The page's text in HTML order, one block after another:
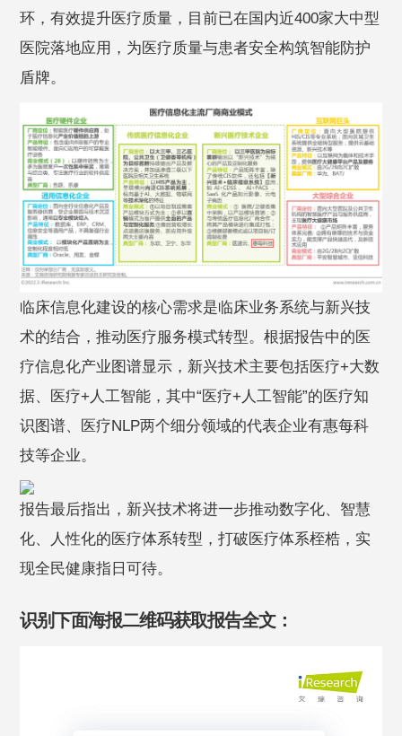
环，有效提升医疗质量，目前已在国内近400家大中型
医院落地应用，为医疗质量与患者安全构筑智能防护
盾牌。
临床信息化建设的核心需求是临床业务系统与新兴技
术的结合，推动医疗服务模式转型。根据报告中的医
疗信息化产业图谱显示，新兴技术主要包括医疗+大数
据、医疗+人工智能，其中“医疗+人工智能”的医疗知
识图谱、医疗NLP两个细分领域的代表企业有惠每科
技等企业。
报告最后指出，新兴技术将进一步推动数字化、智慧
化、人性化的医疗体系转型，打破医疗体系桎梏，实
现全民健康指日可待。
识别下面海报二维码获取报告全文：